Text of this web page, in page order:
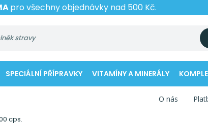
pro všechny objednávky nad 500 Kč.
SPECIÁLNÍ PŘÍPRAVKY VITAMÍNY A MINERÁLY
O nás
cps.